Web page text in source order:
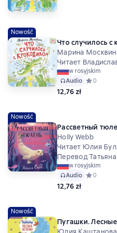
Nowość
Что случилось с
Марина
Читает
w rosyjskim
Audio Средний
0
12,76 zł
Nowość
Рассветный
Holly Webb
Читает Юлия
Перевод
w rosyjskim
Audio Средний
0
12,76 zł
Nowość
Пугашки.